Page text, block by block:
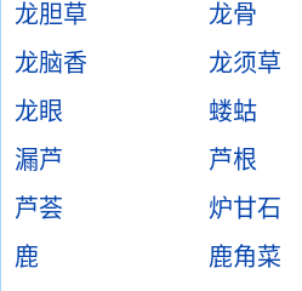
龙胆草
龙骨
龙脑香
龙须草
龙眼
蝼蛄
漏芦
芦根
芦荟
炉甘石
鹿
鹿角菜